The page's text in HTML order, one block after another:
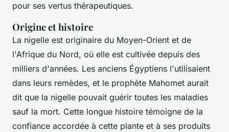
pour ses vertus thérapeutiques.
Origine et histoire
La nigelle est originaire du Moyen-Orient et de
l'Afrique du Nord, où elle est cultivée depuis des
milliers d'années. Les anciens Égyptiens l'utilisaient
dans leurs remèdes, et le prophète Mahomet aurait
dit que la nigelle pouvait guérir toutes les maladies
sauf la mort. Cette longue histoire témoigne de la
confiance accordée à cette plante et à ses produits